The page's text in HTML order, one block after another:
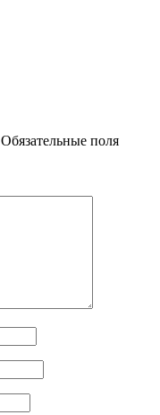
Обязательные поля